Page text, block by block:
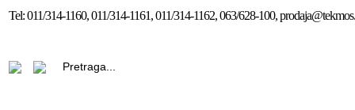
Tel:011/314-1160, 011/314-1161, 011/314-1162, 063/628-100,